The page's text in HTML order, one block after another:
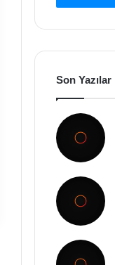
Son Yazılar